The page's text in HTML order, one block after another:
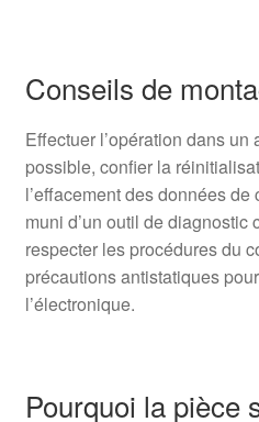
Conseils de
Effectuer l’opération dans un
possible, confier la
l’effacement des données
muni d’un outil de diagnostic
respecter les procédures du
précautions antistatiques
l’électronique.
Pourquoi la pièce